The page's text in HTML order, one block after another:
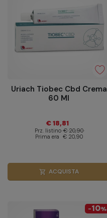
Uriach Tiobec Cbd Crema
60 Ml
€ 18,81
Prz. listino € 20,90
Prima era € 20,90
shopping_cart ACQUISTA
-10%